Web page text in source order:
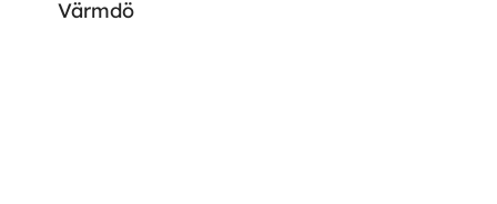
Värmdö